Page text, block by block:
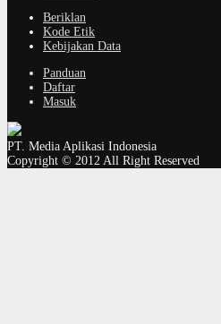
Beriklan
Kode Etik
Kebijakan Data
Panduan
Daftar
Masuk
PT. Media Aplikasi Indonesia
Copyright © 2012 All Right Reserved